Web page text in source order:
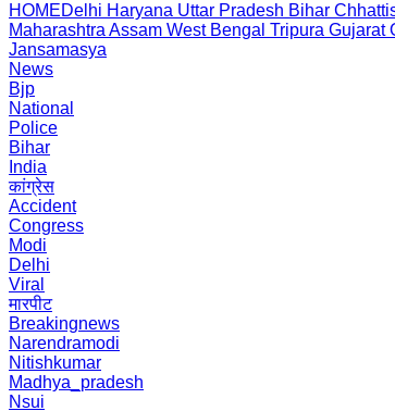
HOMEDelhi Haryana Uttar Pradesh Bihar
Maharashtra Assam West Bengal Tripura Gujarat
Jansamasya
News
Bjp
National
Police
Bihar
India
कांग्रेस
Accident
Congress
Modi
Delhi
Viral
मारपीट
Breakingnews
Narendramodi
Nitishkumar
Madhya_pradesh
Nsui